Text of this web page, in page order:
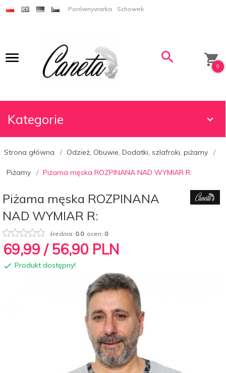
Porównywarka Schowek
0
Kategorie
Strona główna Odzież, Obuwie, Dodatki, szlafroki, piżamy
Piżamy Piżama męska ROZPINANA NAD WYMIAR R:
Piżama męska ROZPINANA
NAD WYMIAR R:
średnia: 0.0ocen: 0
69,99 / 56,90 PLN
Produkt dostępny!